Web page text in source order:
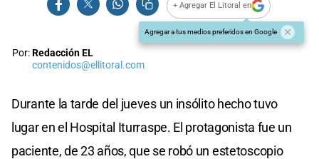
+ Agregar El Litoral en
Agregar a tus medios preferidos en Google
Por:Redacción EL
contenidos@ellitoral.com
Durante la tarde del jueves un insólito hecho tuvo
lugar en el Hospital Iturraspe. El protagonista fue un
paciente, de 23 años, que se robó un estetoscopio